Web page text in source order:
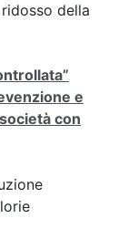
della
e
con